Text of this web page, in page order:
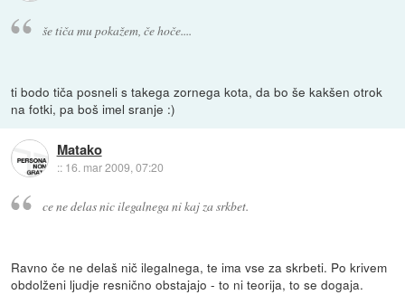
še tiča mu pokažem, če hoče....
ti bodo tiča posneli s takega zornega kota, da bo še kakšen otrok
na fotki, pa boš imel sranje :)
Matako
:: 16. mar 2009, 07:20
ce ne delas nic ilegalnega ni kaj za srkbet.
Ravno če ne delaš nič ilegalnega, te ima vse za skrbeti. Po krivem
obdolženi ljudje resnično obstajajo - to ni teorija, to se dogaja.